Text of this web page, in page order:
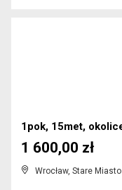
Wrocław, Stare Miasto
1 600,00 zł